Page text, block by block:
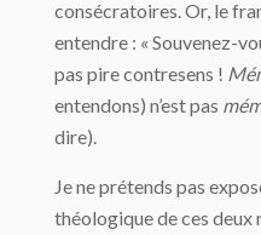
consécratoires. Or, le
entendre : « Souvenez-
pas pire contresens !
entendons) n’est pas
dire).
Je ne prétends pas
théologique de ces deux